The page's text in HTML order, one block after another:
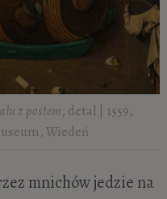
z postem, detal | 1559,
Wiedeń
mnichów jedzie na